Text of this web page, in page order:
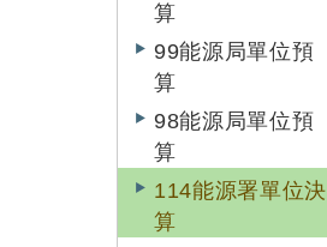
算
99能源局單位預
算
98能源局單位預
算
114能源署單位決
算